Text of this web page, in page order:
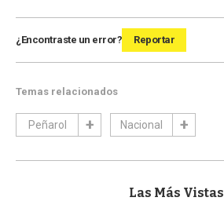
¿Encontraste un error? Reportar
Temas relacionados
Peñarol Nacional
Las Más Vistas